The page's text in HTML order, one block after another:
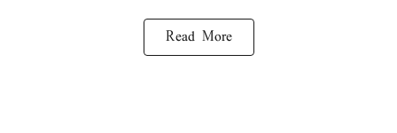
Read More